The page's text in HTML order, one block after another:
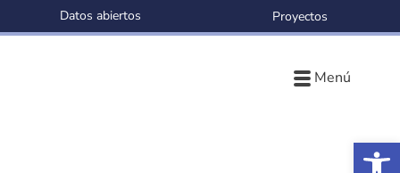
Menú
Datos abiertos Proyectos